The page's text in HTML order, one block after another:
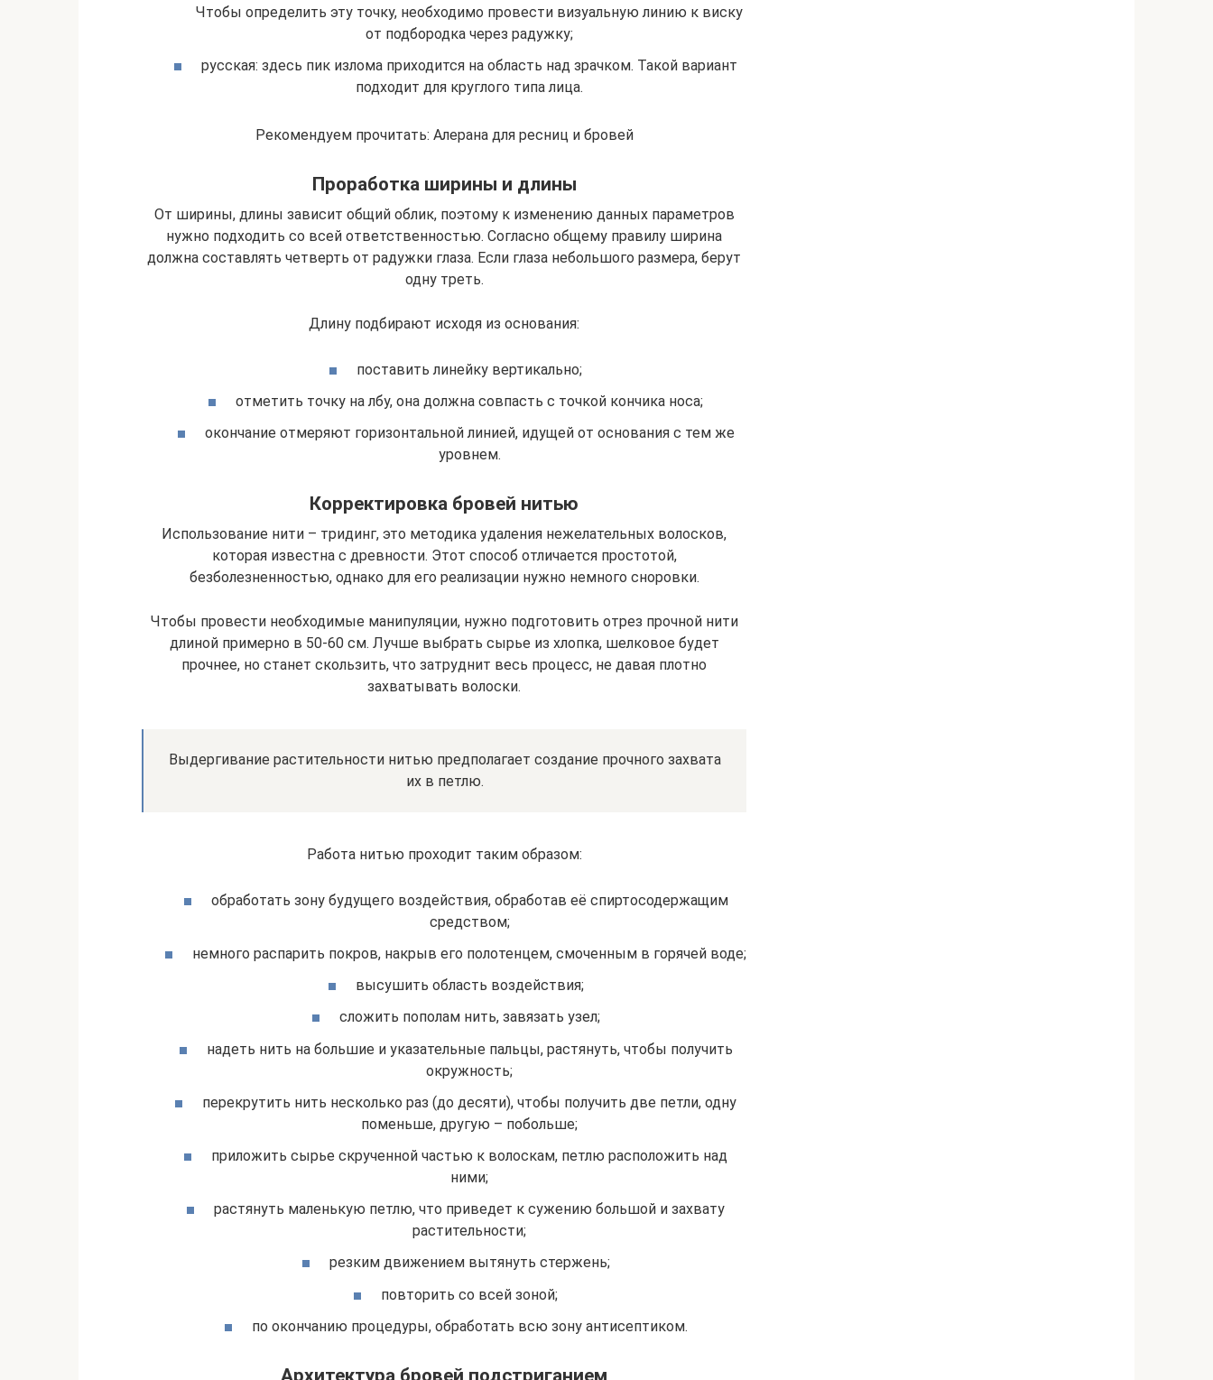
Чтобы определить эту точку, необходимо провести визуальную линию к виску
от подбородка через радужку;
русская: здесь пик излома приходится на область над зрачком. Такой вариант
подходит для круглого типа лица.
Рекомендуем прочитать: Алерана для ресниц и бровей
Проработка ширины и длины
От ширины, длины зависит общий облик, поэтому к изменению данных параметров
нужно подходить со всей ответственностью. Согласно общему правилу ширина
должна составлять четверть от радужки глаза. Если глаза небольшого размера, берут
одну треть.
Длину подбирают исходя из основания:
поставить линейку вертикально;
отметить точку на лбу, она должна совпасть с точкой кончика носа;
окончание отмеряют горизонтальной линией, идущей от основания с тем же
уровнем.
Корректировка бровей нитью
Использование нити – тридинг, это методика удаления нежелательных волосков,
которая известна с древности. Этот способ отличается простотой,
безболезненностью, однако для его реализации нужно немного сноровки.
Чтобы провести необходимые манипуляции, нужно подготовить отрез прочной нити
длиной примерно в 50-60 см. Лучше выбрать сырье из хлопка, шелковое будет
прочнее, но станет скользить, что затруднит весь процесс, не давая плотно
захватывать волоски.
Выдергивание растительности нитью предполагает создание прочного захвата
их в петлю.
Работа нитью проходит таким образом:
обработать зону будущего воздействия, обработав её спиртосодержащим
средством;
немного распарить покров, накрыв его полотенцем, смоченным в горячей воде;
высушить область воздействия;
сложить пополам нить, завязать узел;
надеть нить на большие и указательные пальцы, растянуть, чтобы получить
окружность;
перекрутить нить несколько раз (до десяти), чтобы получить две петли, одну
поменьше, другую – побольше;
приложить сырье скрученной частью к волоскам, петлю расположить над
ними;
растянуть маленькую петлю, что приведет к сужению большой и захвату
растительности;
резким движением вытянуть стержень;
повторить со всей зоной;
по окончанию процедуры, обработать всю зону антисептиком.
Архитектура бровей подстриганием